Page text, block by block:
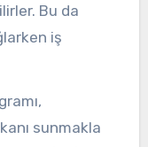
Bu da
iş
sunmakla